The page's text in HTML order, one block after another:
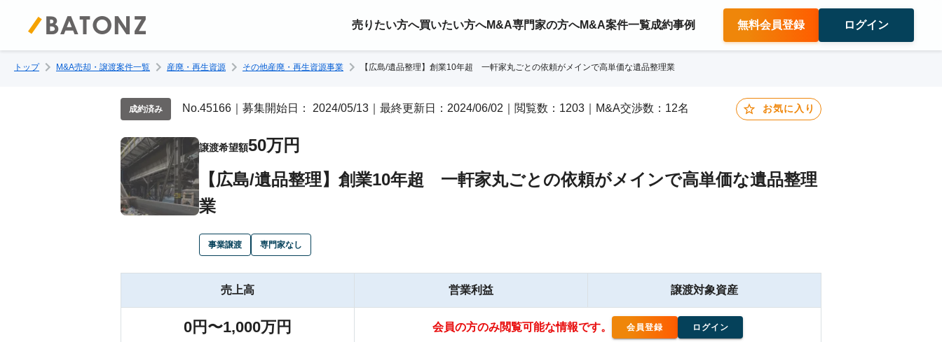
売りたい方へ買いたい方へM&A専門家の方へM&A案件一覧成約事例 無料会員登録 ログイン
トップ M&A売却・譲渡案件一覧 産廃・再生資源 その他産廃・再生資源事業 【広島/遺品整理】創業10年超 一軒家丸ごとの依頼がメインで高単価な遺品整理業
成約済み No.45166｜募集開始日： 2024/05/13｜最終更新日：2024/06/02｜閲覧数：1203｜M&A交渉数：12名 お気に入り
譲渡希望額50万円
【広島/遺品整理】創業10年超 一軒家丸ごとの依頼がメインで高単価な遺品整理
業
事業譲渡 専門家なし
売上高
0円〜1,000万円
営業利益
会員の方のみ閲覧可能な情報です。 会員登録 ログイン
譲渡対象資産